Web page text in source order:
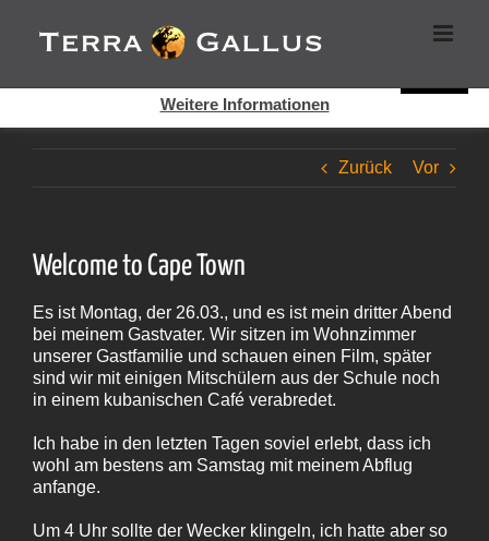
Inhalt
springen
Zurück Vor
Welcome to Cape Town
Es ist Montag, der 26.03., und es ist mein dritter Abend
bei meinem Gastvater. Wir sitzen im Wohnzimmer
unserer Gastfamilie und schauen einen Film, später
sind wir mit einigen Mitschülern aus der Schule noch
in einem kubanischen Café verabredet.
Ich habe in den letzten Tagen soviel erlebt, dass ich
wohl am bestens am Samstag mit meinem Abflug
anfange.
Um 4 Uhr sollte der Wecker klingeln, ich hatte aber so
Cookies helfen auf auf dieser Seite bei der Bereitstellung der
Dienste. Durch die Nutzung dieser Webseite erklären Sie sich
Weitere Informationen